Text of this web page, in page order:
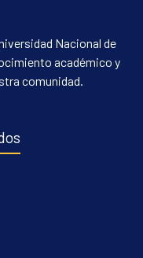
Nacional de
académico y
comunidad.